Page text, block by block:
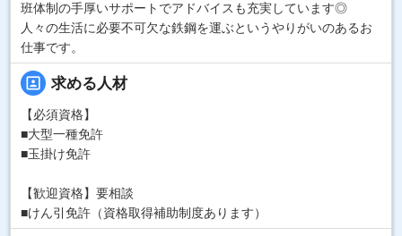
班体制の手厚いサポートでアドバイスも充実しています◎
人々の生活に必要不可欠な鉄鋼を運ぶというやりがいのあるお
仕事です。
portrait 求める人材
【必須資格】
■大型一種免許
■玉掛け免許
【歓迎資格】要相談
■けん引免許（資格取得補助制度あります）